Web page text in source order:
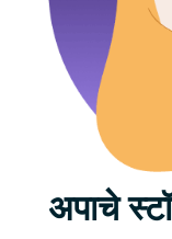
अपाचे